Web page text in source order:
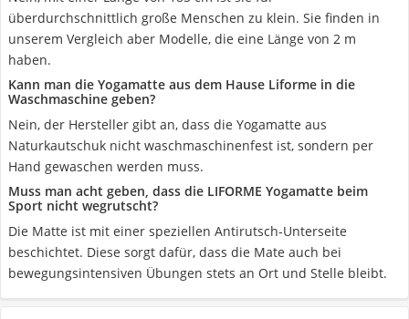
überdurchschnittlich große Menschen zu klein. Sie finden in
unserem Vergleich aber Modelle, die eine Länge von 2 m
haben.
Kann man die Yogamatte aus dem Hause Liforme in die
Waschmaschine geben?
Nein, der Hersteller gibt an, dass die Yogamatte aus
Naturkautschuk nicht waschmaschinenfest ist, sondern per
Hand gewaschen werden muss.
Muss man acht geben, dass die LIFORME Yogamatte beim
Sport nicht wegrutscht?
Die Matte ist mit einer speziellen Antirutsch-Unterseite
beschichtet. Diese sorgt dafür, dass die Mate auch bei
bewegungsintensiven Übungen stets an Ort und Stelle bleibt.